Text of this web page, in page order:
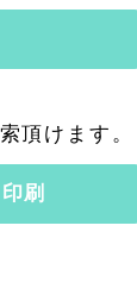
頂けます。
刷